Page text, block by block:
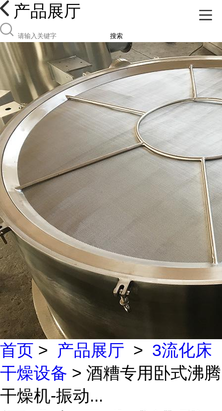
产品展厅
搜索
首页 > 产品展厅 > 3流化床
干燥设备 > 酒糟专用卧式沸腾
干燥机-振动...